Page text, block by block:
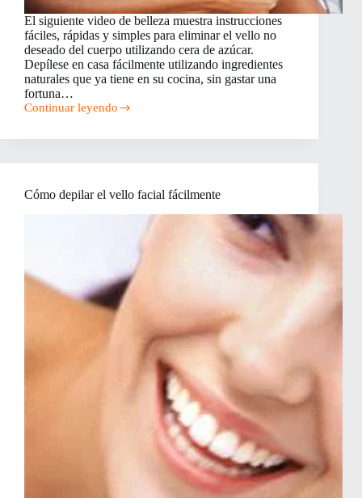
El siguiente video de belleza muestra instrucciones
fáciles, rápidas y simples para eliminar el vello no
deseado del cuerpo utilizando cera de azúcar.
Depílese en casa fácilmente utilizando ingredientes
naturales que ya tiene en su cocina, sin gastar una
fortuna…
Continuar leyendo
Azúcar
depilarse
Cómo depilar el vello facial fácilmente